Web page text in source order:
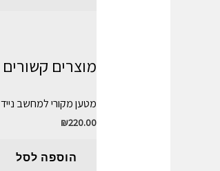
מוצרים קשורים
מטען מקורי למחשב נייד LENOVO 65W
₪220.00
הוספה לסל